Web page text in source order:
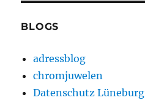
BLOGS
adressblog
chromjuwelen
Datenschutz Lüneburg